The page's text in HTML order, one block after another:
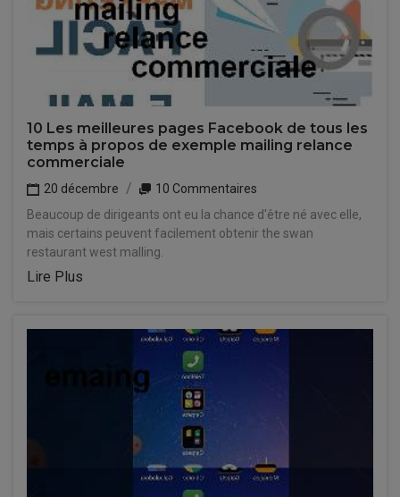
10 Les meilleures pages Facebook de tous les
temps à propos de exemple mailing relance
commerciale
20 décembre
10 Commentaires
Beaucoup de dirigeants ont eu la chance d'être né avec elle,
mais certains peuvent facilement obtenir the swan
restaurant west malling.
Lire Plus